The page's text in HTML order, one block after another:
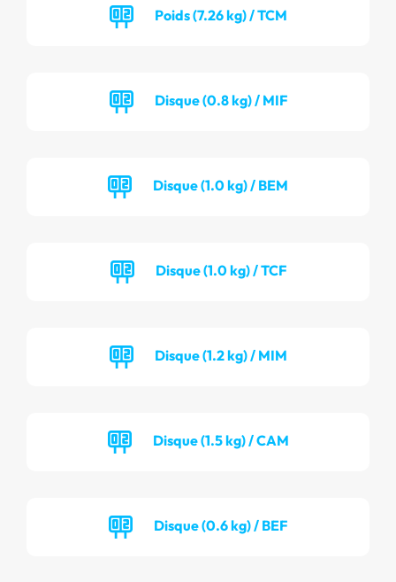
Poids (7.26 kg) / TCM
Disque (0.8 kg) / MIF
Disque (1.0 kg) / BEM
Disque (1.0 kg) / TCF
Disque (1.2 kg) / MIM
Disque (1.5 kg) / CAM
Disque (0.6 kg) / BEF